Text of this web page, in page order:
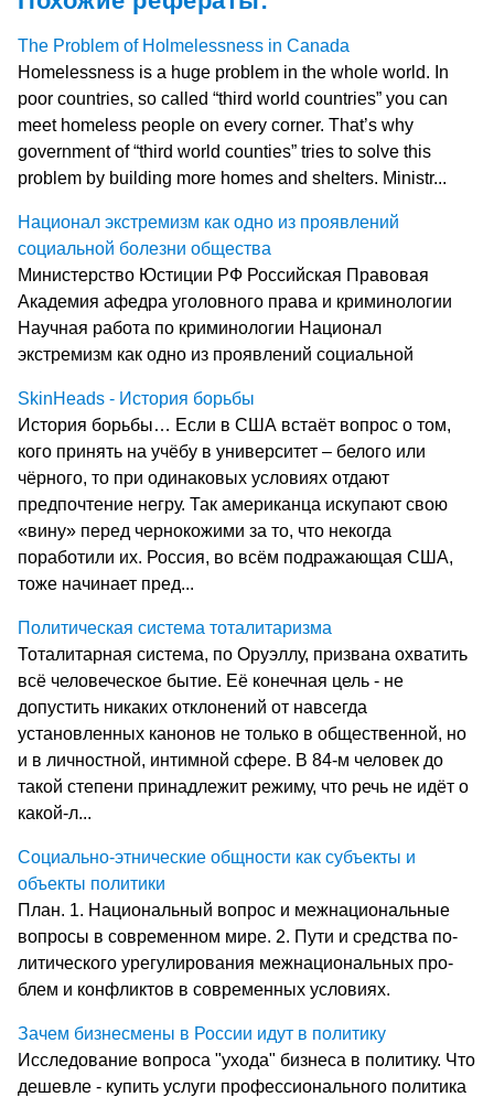
The Problem of Holmelessness in Canada
Homelessness is a huge problem in the whole world. In
poor countries, so called “third world countries” you can
meet homeless people on every corner. That’s why
government of “third world counties” tries to solve this
problem by building more homes and shelters. Ministr...
Национал экстремизм как одно из проявлений
социальной болезни общества
Министерство Юстиции РФ Российская Правовая
Академия афедра уголовного права и криминологии
Научная работа по криминологии Национал
экстремизм как одно из проявлений социальной
SkinHeads - История борьбы
История борьбы… Если в США встаёт вопрос о том,
кого принять на учёбу в университет – белого или
чёрного, то при одинаковых условиях отдают
предпочтение негру. Так американца искупают свою
«вину» перед чернокожими за то, что некогда
поработили их. Россия, во всём подражающая США,
тоже начинает пред...
Политическая система тоталитаризма
Тоталитарная система, по Оруэллу, призвана охватить
всё человеческое бытие. Её конечная цель - не
допустить никаких отклонений от навсегда
установленных канонов не только в общественной, но
и в личностной, интимной сфере. В 84-м человек до
такой степени принадлежит режиму, что речь не идёт о
какой-л...
Социально-этнические общности как субъекты и
объекты политики
План. 1. На­цио­наль­ный во­прос и меж­на­цио­наль­ные
во­про­сы в со­вре­мен­ном ми­ре. 2. Пу­ти и сред­ст­ва по­
ли­ти­че­ско­го уре­гу­ли­ро­ва­ния меж­на­цио­наль­ных про­
блем и кон­флик­тов в со­вре­мен­ных ус­ло­ви­ях.
Зачем бизнесмены в России идут в политику
Исследование вопроса "ухода" бизнеса в политику. Что
дешевле - купить услуги профессионального политика